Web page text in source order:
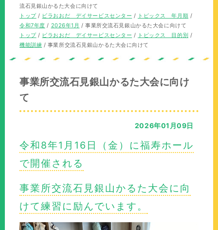
在
の
位
置：
流石見銀山かるた大会に向けて
現
在
の
位
トップ/ ビラおおだ デイサービスセンター / トピックス 年月順 /
令和7年度 / 2026年1月 /事業所交流石見銀山かるた大会に向けて
現
在
トップ/ ビラおおだ デイサービスセンター / トピックス 目的別 /
機能訓練 / 事業所交流石見銀山かるた大会に向けて
事業所交流石見銀山かるた大会に向け
て
2026年01月09日
令和8年1月16日（金）に福寿ホール
で開催される
事業所交流石見銀山かるた大会に向
けて練習に励んでいます。